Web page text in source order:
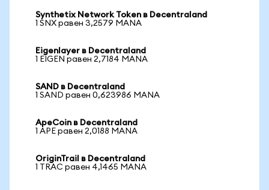
Synthetix Network Token в Decentraland
1 SNX равен 3,2579 MANA
Eigenlayer в Decentraland
1 EIGEN равен 2,7184 MANA
SAND в Decentraland
1 SAND равен 0,623986 MANA
ApeCoin в Decentraland
1 APE равен 2,0188 MANA
OriginTrail в Decentraland
1 TRAC равен 4,1465 MANA